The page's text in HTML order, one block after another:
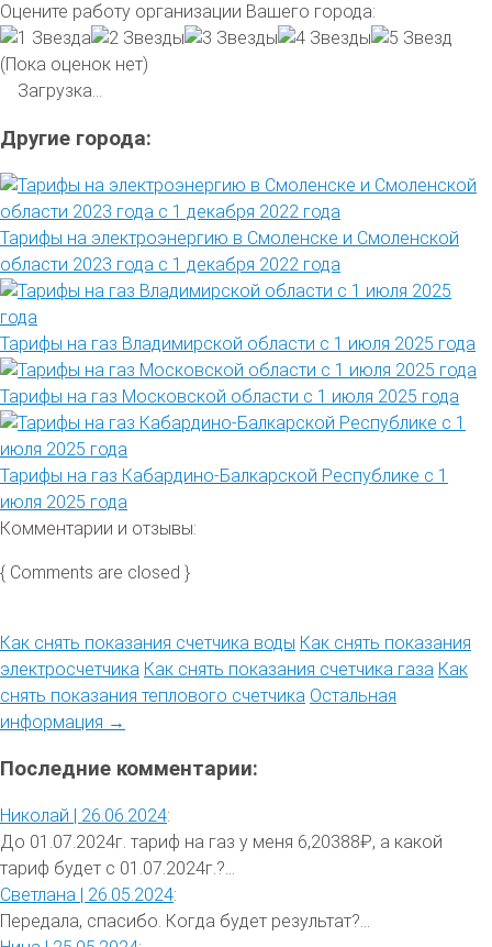
Оцените работу организации Вашего города:
(Пока оценок нет)
Загрузка...
Другие города:
Тарифы на электроэнергию в Смоленске и Смоленской
области 2023 года с 1 декабря 2022 года
Тарифы на газ Владимирской области с 1 июля 2025 года
Тарифы на газ Московской области с 1 июля 2025 года
Тарифы на газ Кабардино-Балкарской Республике с 1
июля 2025 года
Комментарии и отзывы:
{ Comments are closed }
Как снять показания счетчика воды Как снять показания
электросчетчика Как снять показания счетчика газа Как
снять показания теплового счетчика Остальная
информация →
Последние комментарии:
Николай | 26.06.2024:
До 01.07.2024г. тариф на газ у меня 6,20388₽, а какой
тариф будет с 01.07.2024г.?...
Светлана | 26.05.2024:
Передала, спасибо. Когда будет результат?...